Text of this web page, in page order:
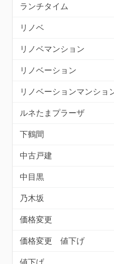
ランチタイム
リノベ
リノベマンション
リノベーション
リノベーションマンショ
ルネたまプラーザ
下鶴間
中古戸建
中目黒
乃木坂
価格変更
価格変更 値下げ